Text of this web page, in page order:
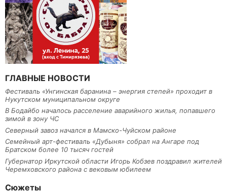
ГЛАВНЫЕ НОВОСТИ
Фестиваль «Унгинская баранина – энергия степей» проходит в
Нукутском муниципальном округе
В Бодайбо началось расселение аварийного жилья, попавшего
зимой в зону ЧС
Северный завоз начался в Мамско-Чуйском районе
Семейный арт-фестиваль «Дубыня» собрал на Ангаре под
Братском более 10 тысяч гостей
Губернатор Иркутской области Игорь Кобзев поздравил жителей
Черемховского района с вековым юбилеем
Сюжеты